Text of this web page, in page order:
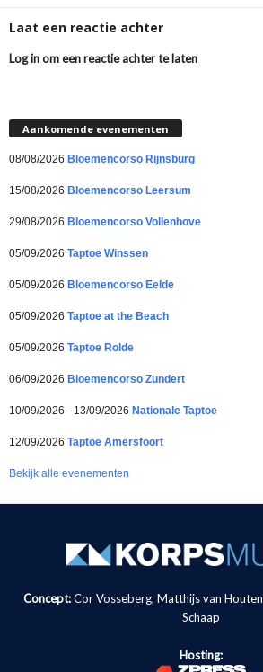
Laat een reactie achter
Log in om een reactie achter te laten
Aankomende evenementen
08/08/2026 Bloemencorso Rijnsburg
15/08/2026 Bloemencorso Leersum
29/08/2026 Bloemencorso Vollenhove
05/09/2026 Taptoe Winssen
05/09/2026 Bloemencorso Eelde
05/09/2026 Taptoe at the Beach
05/09/2026 Taptoe Rolde
06/09/2026 Bloemencorso Zundert
10/09/2026 - 13/09/2026 Nationale Taptoe
12/09/2026 Taptoe Amersfoort
Bekijk alle evenementen
Concept:Cor Vosseberg, Matthijs van Houten
Schaap
Hosting: